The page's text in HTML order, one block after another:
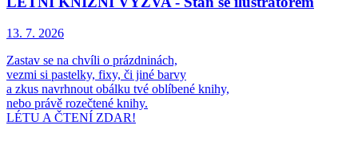
13. 7. 2026
Zastav se na chvíli o prázdninách,
vezmi si pastelky, fixy, či jiné barvy
a zkus navrhnout obálku tvé oblíbené knihy,
nebo právě rozečtené knihy.
LÉTU A ČTENÍ ZDAR!